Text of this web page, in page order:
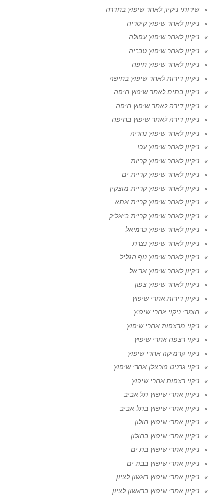
שירותי ניקיון לאחר שיפוץ בחדרה
ניקיון לאחר שיפוץ קיסריה
ניקיון לאחר שיפוץ עפולה
ניקיון לאחר שיפוץ טבריה
ניקיון לאחר שיפוץ חיפה
ניקיון דירות לאחר שיפוץ בחיפה
ניקיון בתים לאחר שיפוץ חיפה
ניקיון דירה לאחר שיפוץ חיפה
ניקיון דירה לאחר שיפוץ בחיפה
ניקיון לאחר שיפוץ נהריה
ניקיון לאחר שיפוץ עכו
ניקיון לאחר שיפוץ קריות
ניקיון לאחר שיפוץ קריית ים
ניקיון לאחר שיפוץ קריית מוצקין
ניקיון לאחר שיפוץ קריית אתא
ניקיון לאחר שיפוץ קריית ביאליק
ניקיון לאחר שיפוץ כרמיאל
ניקיון לאחר שיפוץ נצרת
ניקיון לאחר שיפוץ נוף הגליל
ניקיון לאחר שיפוץ אריאל
ניקיון לאחר שיפוץ צפון
ניקיון דירות אחרי שיפוץ
חומרי ניקוי אחרי שיפוץ
ניקוי מרצפות אחרי שיפוץ
ניקוי רצפה אחרי שיפוץ
ניקוי קרמיקה אחרי שיפוץ
ניקוי גרניט פורצלן אחרי שיפוץ
ניקוי רצפות אחרי שיפוץ
ניקיון אחרי שיפוץ תל אביב
ניקיון אחרי שיפוץ בתל אביב
ניקיון אחרי שיפוץ חולון
ניקיון אחרי שיפוץ בחולון
ניקיון אחרי שיפוץ בת ים
ניקיון אחרי שיפוץ בבת ים
ניקיון אחרי שיפוץ ראשון לציון
ניקיון אחרי שיפוץ בראשון לציון